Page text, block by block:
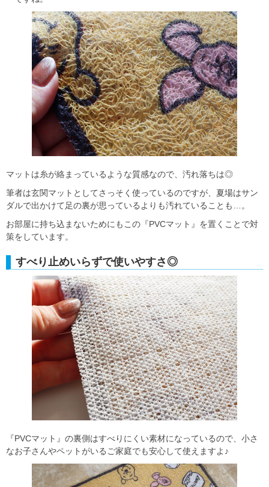
マットは糸が絡まっているような質感なので、汚れ落ちは◎
筆者は玄関マットとしてさっそく使っているのですが、夏場はサン
ダルで出かけて足の裏が思っているよりも汚れていることも…。
お部屋に持ち込まないためにもこの『PVCマット』を置くことで対
策をしています。
すべり止めいらずで使いやすさ◎
『PVCマット』の裏側はすべりにくい素材になっているので、小さ
なお子さんやペットがいるご家庭でも安心して使えますよ♪